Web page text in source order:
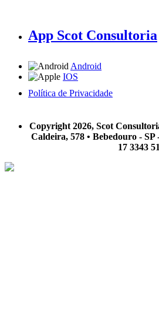
App Scot Consultoria
Android
IOS
Política de Privacidade
Copyright 2026, Scot
Caldeira, 578 • Bebedouro - SP
17 3343